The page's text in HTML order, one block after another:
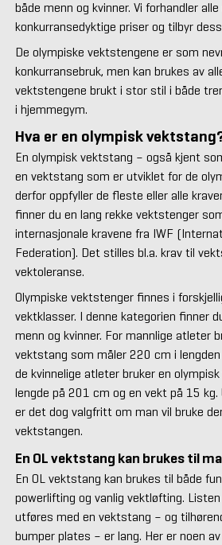
både menn og kvinner. Vi forhandler
konkurransedyktige priser og tilbyr
De olympiske vektstengene er som
konkurransebruk, men kan brukes av
vektstengene brukt i stor stil i både
i hjemmegym.
Hva er en olympisk
En olympisk vektstang – også kjent
en vektstang som er utviklet for de
derfor oppfyller de fleste eller alle
finner du en lang rekke vektstenger
internasjonale kravene fra IWF
Federation). Det stilles bl.a. krav til
vektoleranse.
Olympiske vektstenger finnes i
vektklasser. I denne kategorien finner
menn og kvinner. For mannlige atleter
vektstang som måler 220 cm i
de kvinnelige atleter bruker en
lengde på 201 cm og en vekt på 15
er det dog valgfritt om man vil bruke
vektstangen.
En OL vektstang kan brukes til
En OL vektstang kan brukes til både
powerlifting og vanlig vektløfting.
utføres med en vektstang – og
bumper plates – er lang. Her er noen